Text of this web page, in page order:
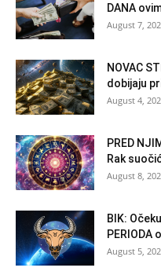
DANA
August 7,
NOVAC
dobijaju
August 4,
PRED
Rak
August 8,
BIK:
PERIODA
August 5,